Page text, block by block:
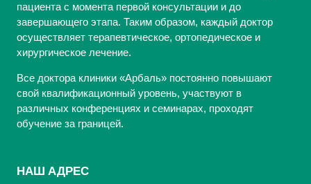
пациента с момента первой консультации и до
завершающего этапа. Таким образом, каждый доктор
осуществляет терапевтическое, ортопедическое и
хирургическое лечение.
Все доктора клиники «Арбаль» постоянно повышают
свой квалификационный уровень, участвуют в
различных конференциях и семинарах, проходят
обучение за границей.
НАШ АДРЕС